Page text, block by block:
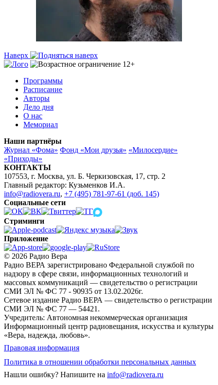
Наверх
Программы
Расписание
Авторы
Дело дня
О нас
Мемориал
Наши партнёры
Журнал «Фома» Фонд «Мои друзья» «Милосердие»
«Приходы»
КОНТАКТЫ
107553, г. Москва, ул. Б. Черкизовская, 17, стр. 2
Главный редактор: Кузьменков И.А.
info@radiovera.ru, +7 (495) 781-97-61 (доб. 145)
Социальные сети
Стриминги
Приложение
© 2026 Радио Вера
Радио ВЕРА зарегистрировано Федеральной службой по
надзору в сфере связи, информационных технологий и
массовых коммуникаций — свидетельство о регистрации
СМИ ЭЛ № ФС 77 - 90935 от 13.02.2026г.
Сетевое издание Радио ВЕРА — свидетельство о регистрации
СМИ ЭЛ № ФС 77 — 54421.
Учредитель: Автономная некоммерческая организация
Информационный центр радиовещания, искусства и культуры
«Вера, надежда, любовь».
Правовая информация
Политика в отношении обработки персональных данных
Нашли ошибку? Напишите на info@radiovera.ru